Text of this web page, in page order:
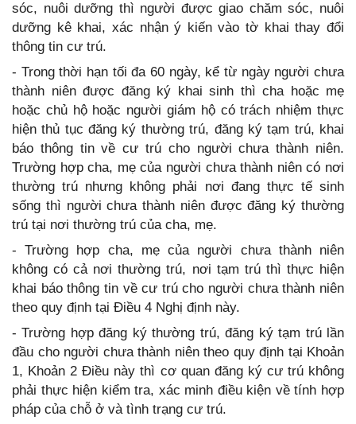
sóc, nuôi dưỡng thì người được giao chăm sóc, nuôi
dưỡng kê khai, xác nhận ý kiến vào tờ khai thay đổi
thông tin cư trú.
- Trong thời hạn tối đa 60 ngày, kể từ ngày người chưa
thành niên được đăng ký khai sinh thì cha hoặc mẹ
hoặc chủ hộ hoặc người giám hộ có trách nhiệm thực
hiện thủ tục đăng ký thường trú, đăng ký tạm trú, khai
báo thông tin về cư trú cho người chưa thành niên.
Trường hợp cha, mẹ của người chưa thành niên có nơi
thường trú nhưng không phải nơi đang thực tế sinh
sống thì người chưa thành niên được đăng ký thường
trú tại nơi thường trú của cha, mẹ.
- Trường hợp cha, mẹ của người chưa thành niên
không có cả nơi thường trú, nơi tạm trú thì thực hiện
khai báo thông tin về cư trú cho người chưa thành niên
theo quy định tại Điều 4 Nghị định này.
- Trường hợp đăng ký thường trú, đăng ký tạm trú lần
đầu cho người chưa thành niên theo quy định tại Khoản
1, Khoản 2 Điều này thì cơ quan đăng ký cư trú không
phải thực hiện kiểm tra, xác minh điều kiện về tính hợp
pháp của chỗ ở và tình trạng cư trú.